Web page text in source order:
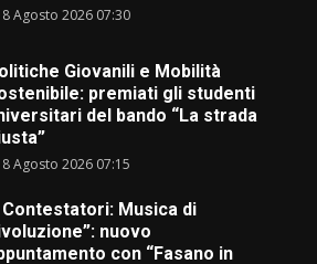
Agosto 2026 07:30
Giovanili e Mobilità
premiati gli studenti
del bando “La strada
Agosto 2026 07:15
Contestatori: Musica di
nuovo
con “Fasano in